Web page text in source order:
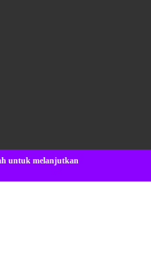
untuk melanjutkan